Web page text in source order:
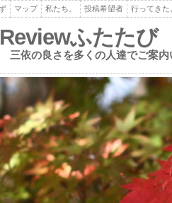
マップ 私たち。 投稿希望者 行ってきた
ふたたび
依の良さを多くの人達でご案